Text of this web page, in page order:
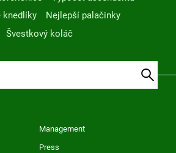
knedlíky
Nejlepší palačinky
Švestkový koláč
Management
Press